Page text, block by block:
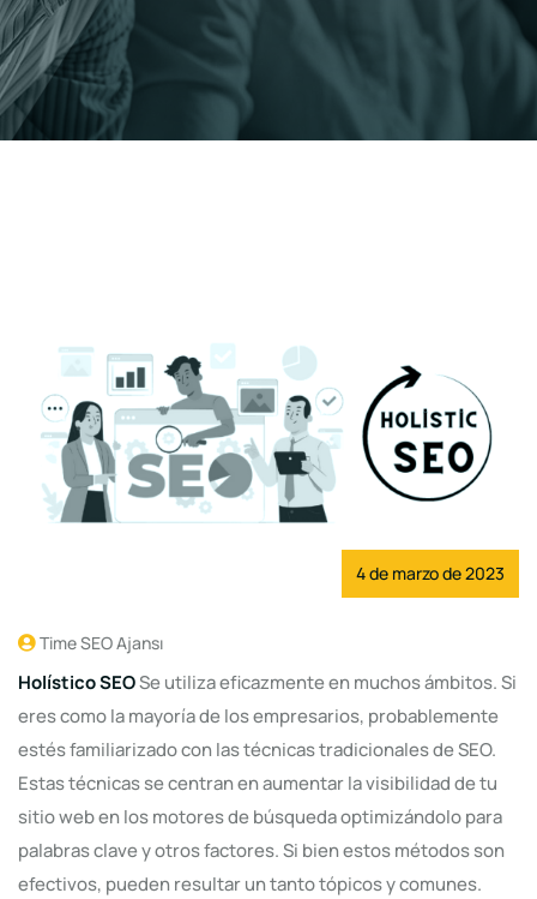
4 de marzo de 2023
Time SEO Ajansı
HolísticoSEOSe utiliza eficazmente en muchos ámbitos. Si
eres como la mayoría de los empresarios, probablemente
estés familiarizado con las técnicas tradicionales de SEO.
Estas técnicas se centran en aumentar la visibilidad de tu
sitio web en los motores de búsqueda optimizándolo para
palabras clave y otros factores. Si bien estos métodos son
efectivos, pueden resultar un tanto tópicos y comunes.